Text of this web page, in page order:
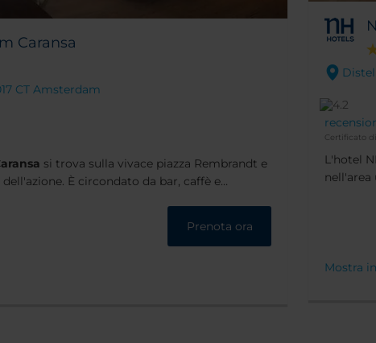
Certificato
L'hotel
Mostra
Caransa
CT Amsterdam
si trova sulla vivace piazza Rembrandt e
È circondato da bar, caffè e
Prenota ora